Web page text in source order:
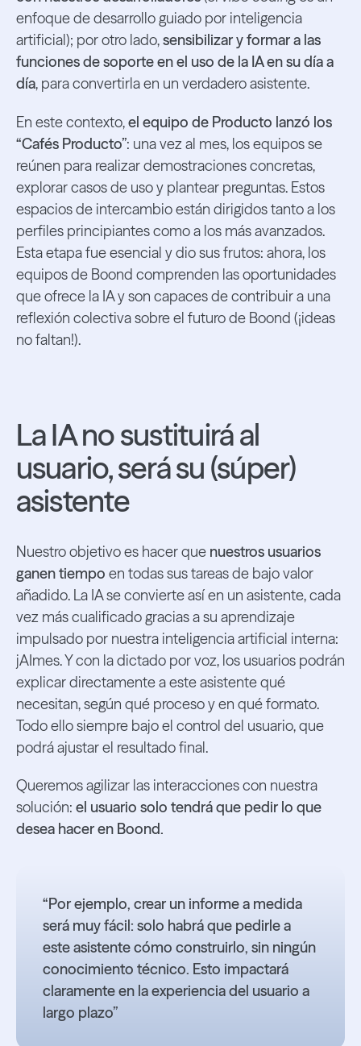
enfoque de desarrollo guiado por inteligencia
artificial); por otro lado,sensibilizar y formar a las
funciones de soporte en el uso de la IA en su día a
día, para convertirla en un verdadero asistente.
En este contexto,el equipo de Producto lanzó los
“Cafés Producto”: una vez al mes, los equipos se
reúnen para realizar demostraciones concretas,
explorar casos de uso y plantear preguntas. Estos
espacios de intercambio están dirigidos tanto a los
perfiles principiantes como a los más avanzados.
Esta etapa fue esencial y dio sus frutos: ahora, los
equipos de Boond comprenden las oportunidades
que ofrece la IA y son capaces de contribuir a una
reflexión colectiva sobre el futuro de Boond (¡ideas
no faltan!).
La IA no sustituirá al
usuario, será su (súper)
asistente
Nuestro objetivo es hacer que nuestros usuarios
ganen tiempo en todas sus tareas de bajo valor
añadido. La IA se convierte así en un asistente, cada
vez más cualificado gracias a su aprendizaje
impulsado por nuestra inteligencia artificial interna:
jAImes. Y con la dictado por voz, los usuarios podrán
explicar directamente a este asistente qué
necesitan, según qué proceso y en qué formato.
Todo ello siempre bajo el control del usuario, que
podrá ajustar el resultado final.
Queremos agilizar las interacciones con nuestra
solución: el usuario solo tendrá que pedir lo que
desea hacer en Boond.
“Por ejemplo, crear un informe a medida
será muy fácil: solo habrá que pedirle a
este asistente cómo construirlo, sin ningún
conocimiento técnico. Esto impactará
claramente en la experiencia del usuario a
largo plazo”